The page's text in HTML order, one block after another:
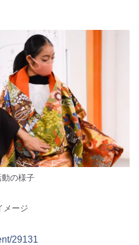
の様子
メージ
29131